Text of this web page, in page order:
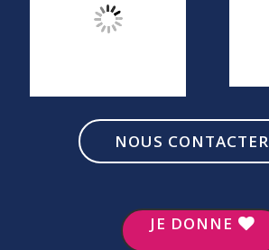
NOUS CONTACTER
JE DONNE